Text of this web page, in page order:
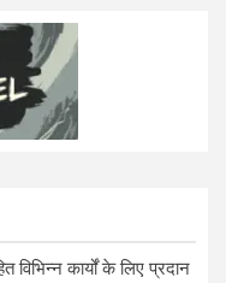
विभिन्न कार्यों के लिए प्रदान